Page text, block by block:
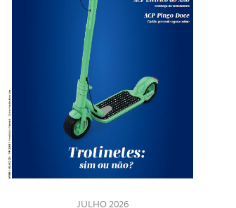
JULHO 2026